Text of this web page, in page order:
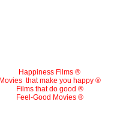
Happiness Films ®
Movies that make you happy ®
Films that do good ®
Feel-Good Movies ®